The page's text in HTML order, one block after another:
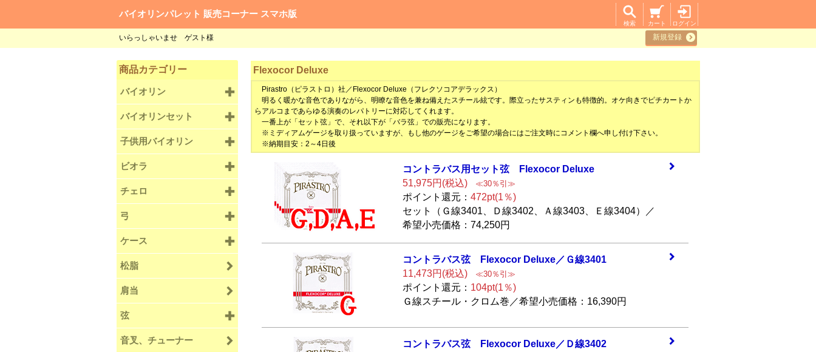
バイオリンパレット 販売コーナー スマホ版
ログイン
カート
検索
いらっしゃいませ ゲスト様 新規登録
Flexocor Deluxe
Pirastro（ピラストロ）社／Flexocor Deluxe（フレクソコアデラックス）
明るく暖かな音色でありながら、明瞭な音色を兼ね備えたスチール絃です。際立ったサスティンも特徴的。オケ向きでピチカートか
らアルコまであらゆる演奏のレパトリーに対応してくれます。
一番上が「セット弦」で、それ以下が「バラ弦」での販売になります。
※ミディアムゲージを取り扱っていますが、もし他のゲージをご希望の場合にはご注文時にコメント欄へ申し付け下さい。
※納期目安：2～4日後
コントラバス用セット弦 FlexocorDeluxe
51,975円(税込)≪30％引≫
ポイント還元： 472pt(1％)
セット（Ｇ線3401、Ｄ線3402、Ａ線3403、Ｅ線3404）／
希望小売価格：74,250円
コントラバス弦 Flexocor Deluxe／ Ｇ線3401
11,473円(税込)≪30％引≫
ポイント還元： 104pt(1％)
Ｇ線スチール・クロム巻／希望小売価格：16,390円
コントラバス弦 Flexocor Deluxe／ Ｄ線3402
商品カテゴリー
バイオリン
バイオリンセット
子供用バイオリン
ビオラ
チェロ
弓
ケース
松脂
肩当
弦
音叉、チューナー